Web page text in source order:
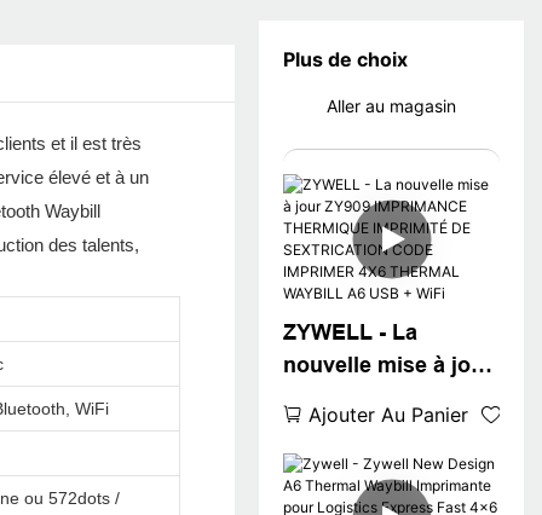
Plus de choix
Aller au magasin
ZYWELL - La
nouvelle mise à jour
THERMIQUE
IMPRIMITÉ DE
SEXTRICATION
Ajouter Au Panier
et il est très
élevé et à un
Waybill
des talents,
WiFi
ou 572dots /